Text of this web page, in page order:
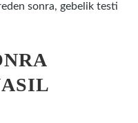
sonra, gebelik testi